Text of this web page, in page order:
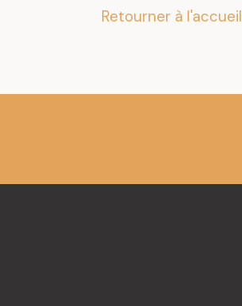
Retourner à l'accueil